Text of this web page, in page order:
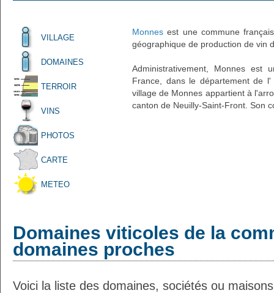
VILLAGE
DOMAINES
TERROIR
VINS
PHOTOS
CARTE
METEO
Monnes est une commune
géographique de production de vin
Administrativement, Monnes
France, dans le département de
village de Monnes appartient à
canton de Neuilly-Saint-Front. Son
Domaines viticoles de la
domaines proches
Voici la liste des domaines, sociétés ou